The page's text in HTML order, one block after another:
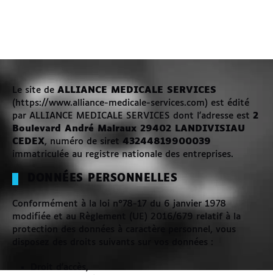
Le site de ALLIANCE MEDICALE SERVICES
(https://www.alliance-medicale-services.com) est édité
par ALLIANCE MEDICALE SERVICES dont l'adresse est 2
Boulevard André Malraux 29402 LANDIVISIAU
CEDEX, numéro de siret 43244819900039
immatriculée au registre nationale des entreprises.
DONNÉES PERSONNELLES
Conformément à la loi n°78-17 du 6 janvier 1978
modifiée et au Règlement (UE) 2016/679 relatif à la
protection des données à caractère personnel, vous
disposez des droits suivants sur vos données :